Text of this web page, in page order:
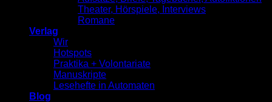
Theater, Hörspiele, Interviews
Romane
Verlag
Wir
Hotspots
Praktika + Volontariate
Manuskripte
Lesehefte in Automaten
Blog